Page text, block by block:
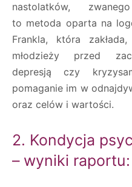
nastolatków,
to metoda oparta na
Frankla, która
młodzieży przed
depresją czy
pomaganie im w
oraz celów i wartości.
2. Kondycja
– wyniki raportu: